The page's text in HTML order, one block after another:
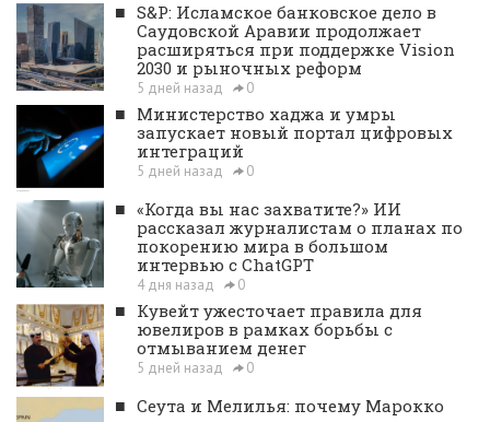
■ S&P: Исламское банковское дело в
Саудовской Аравии продолжает
расширяться при поддержке Vision
2030 и рыночных реформ
5 дней назад 0
■ Министерство хаджа и умры
запускает новый портал цифровых
интеграций
5 дней назад 0
■ «Когда вы нас захватите?» ИИ
рассказал журналистам о планах по
покорению мира в большом
интервью с ChatGPT
4 дня назад 0
■ Кувейт ужесточает правила для
ювелиров в рамках борьбы с
отмыванием денег
5 дней назад 0
■ Сеута и Мелилья: почему Марокко